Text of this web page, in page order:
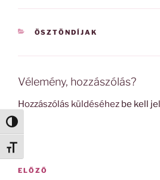
Nagy kontraszt váltása
Betűméret váltása
KATEGÓRIÁK
ÖSZTÖNDÍJAK
Vélemény, hozzászólás?
Hozzászólás küldéséhez be kell
Bejegyzés
Korábbi
ELŐZŐ